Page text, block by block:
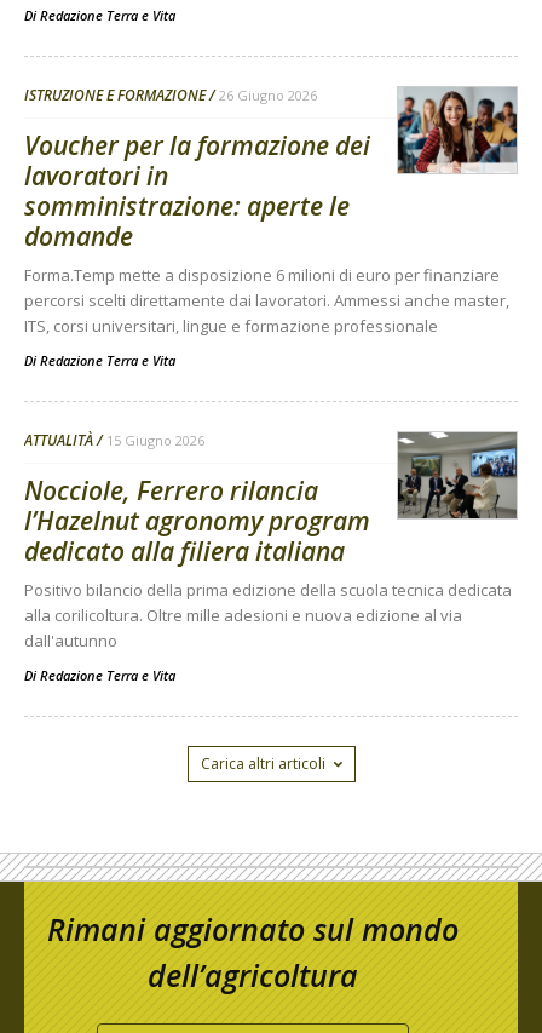
Di Redazione Terra e Vita
ISTRUZIONE E FORMAZIONE 26 Giugno 2026
Voucher per la formazione dei
lavoratori in
somministrazione: aperte le
domande
Forma.Temp mette a disposizione 6 milioni di euro per finanziare
percorsi scelti direttamente dai lavoratori. Ammessi anche master,
ITS, corsi universitari, lingue e formazione professionale
Di Redazione Terra e Vita
ATTUALITÀ 15 Giugno 2026
Nocciole, Ferrero rilancia
l’Hazelnut agronomy program
dedicato alla filiera italiana
Positivo bilancio della prima edizione della scuola tecnica dedicata
alla corilicoltura. Oltre mille adesioni e nuova edizione al via
dall'autunno
Di Redazione Terra e Vita
Carica altri articoli
Rimani aggiornato sul mondo
dell’agricoltura